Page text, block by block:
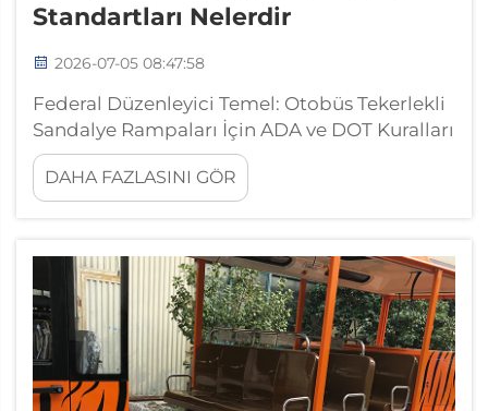
Standartları Nelerdir
2026-07-05 08:47:58
Federal Düzenleyici Temel: Otobüs Tekerlekli
Sandalye Rampaları İçin ADA ve DOT Kuralları
49 CFR Bölüm 38.23(b)(1): Temel Boyutlar,
Devreye Alınma ve Erişilebilirlik
Zorunlulukları Otobüs tekerlekli sandalye
CFR Bölüm 38.23(b)(1) kapsamında
kodlanmıştır...
DAHA FAZLASINI GÖR